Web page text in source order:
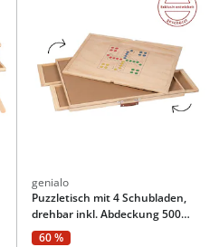
genialo
Puzzletisch mit 4 Schubladen,
drehbar inkl. Abdeckung 500
Teile
60 %